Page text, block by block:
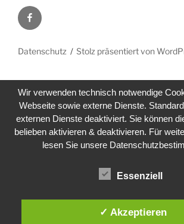
Facebook
Datenschutz Stolz präsentiert von
Wir verwenden technisch notwendige
Webseite sowie externe Dienste.
externen Dienste deaktiviert. Sie können
belieben aktivieren & deaktivieren. Für
lesen Sie unsere
Essenziell
✓ Akzeptieren